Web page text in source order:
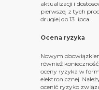
aktualizacji i
pierwszej z tych
drugiej do 13 lipca.
Ocena ryzyka
Nowym
również
oceny ryzyka w
elektronicznej.
ocenić ryzyko